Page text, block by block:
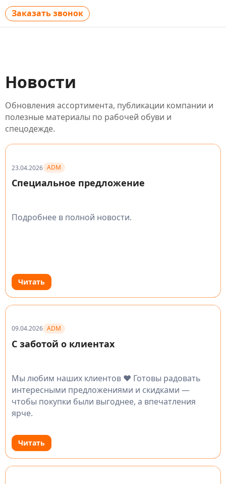
Заказать звонок
Новости
Обновления ассортимента, публикации компании и
полезные материалы по рабочей обуви и
спецодежде.
23.04.2026 ADM
Специальное предложение
Подробнее в полной новости.
Читать
09.04.2026 ADM
С заботой о клиентах
Мы любим наших клиентов ❤️ Готовы радовать
интересными предложениями и скидками —
чтобы покупки были выгоднее, а впечатления
ярче.
Читать